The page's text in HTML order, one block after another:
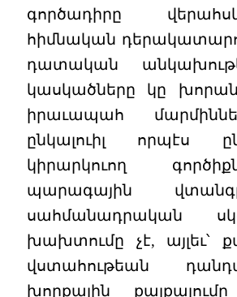
գործադիրը
հիմնական
դատական
կասկածները կը
իրաւապահ
ընկալուիլ որպէս
կիրարկուող
պարագային
սահմանադրական
խախտումը չէ, այլեւ՝
վստահութեան
խորքային